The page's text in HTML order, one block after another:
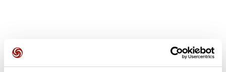
Opiniones de los usuarios